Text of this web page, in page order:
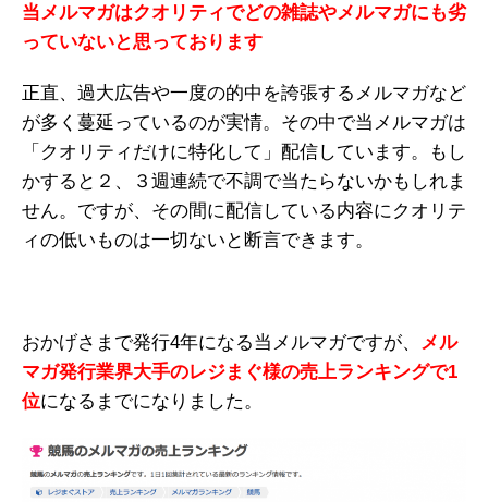
当メルマガはクオリティでどの雑誌やメルマガにも劣
っていないと思っております
正直、過大広告や一度の的中を誇張するメルマガなど
が多く蔓延っているのが実情。その中で当メルマガは
「クオリティだけに特化して」配信しています。もし
かすると２、３週連続で不調で当たらないかもしれま
せん。ですが、その間に配信している内容にクオリテ
ィの低いものは一切ないと断言できます。
おかげさまで発行4年になる当メルマガですが、 メル
マガ発行業界大手のレジまぐ様の売上ランキングで1
位になるまでになりました。